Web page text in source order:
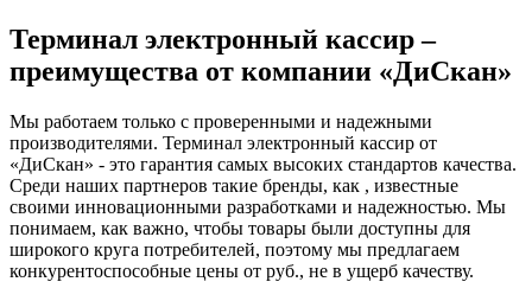
Терминал электронный кассир –
преимущества от компании «ДиСкан»
Мы работаем только с проверенными и надежными
производителями. Терминал электронный кассир от
«ДиСкан» - это гарантия самых высоких стандартов качества.
Среди наших партнеров такие бренды, как , известные
своими инновационными разработками и надежностью. Мы
понимаем, как важно, чтобы товары были доступны для
широкого круга потребителей, поэтому мы предлагаем
конкурентоспособные цены от руб., не в ущерб качеству.